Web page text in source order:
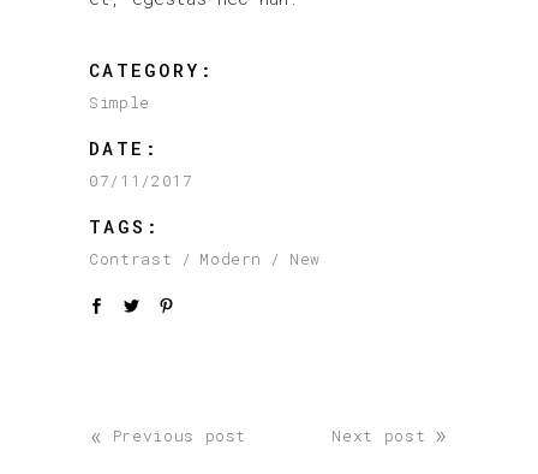
CATEGORY:
Simple
DATE:
07/11/2017
TAGS:
Contrast Modern New
« Previous post Next post »